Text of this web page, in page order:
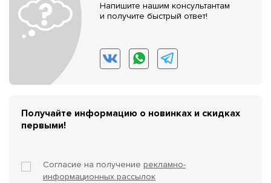
Напишите нашим консультантам
и получите быстрый ответ!
Получайте информацию о новинках и скидках
первыми!
Согласие на получение рекламно-
информационных рассылок